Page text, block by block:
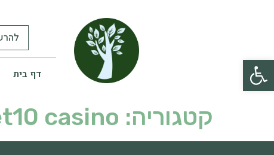
פתח סרגל נגישות דף בית
קטגוריה: casino